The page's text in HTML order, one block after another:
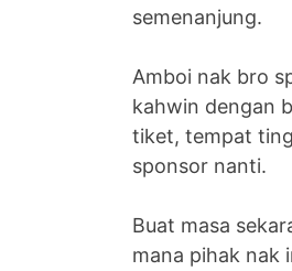
semenanjung.
Amboi nak bro
kahwin dengan
tiket, tempat
sponsor nanti.
Buat masa
mana pihak nak